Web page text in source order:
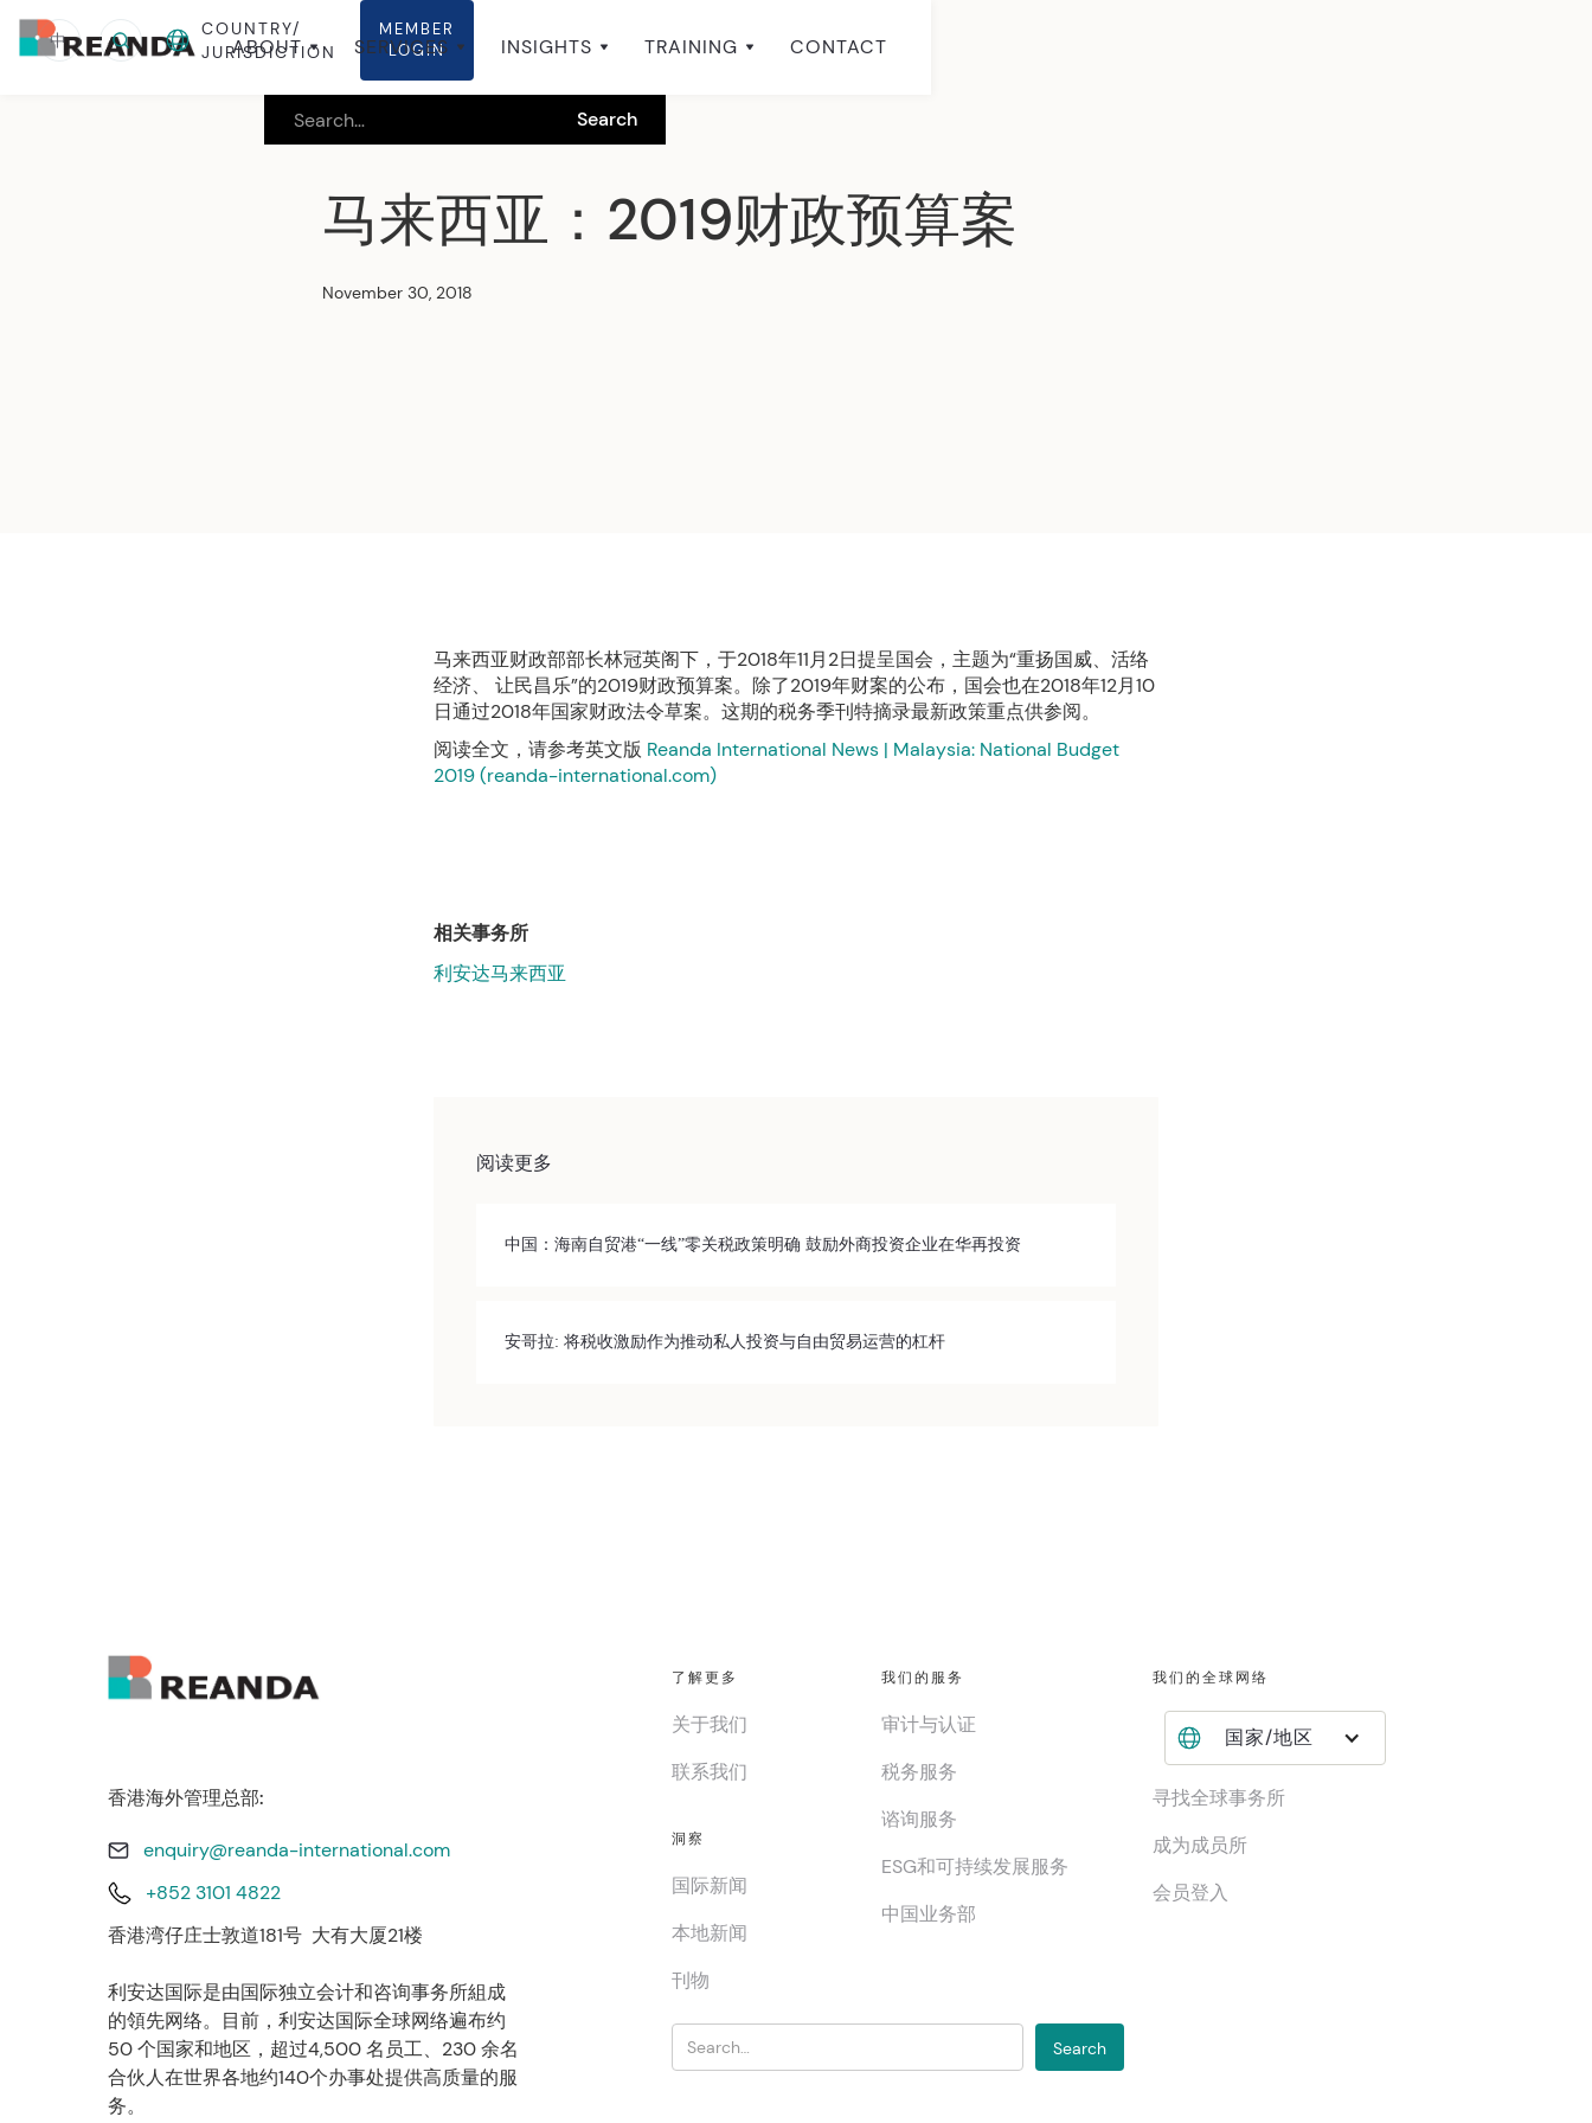
ABOUT SERVICES INSIGHTS TRAINING CONTACT
中
COUNTRY/
JURISDICTION
MEMBER
LOGIN
马来西亚：2019财政预算案
November 30, 2018
马来西亚财政部部长林冠英阁下，于2018年11月2日提呈国会，主题为“重扬国威、活络
经济、 让民昌乐”的2019财政预算案。除了2019年财案的公布，国会也在2018年12月10
日通过2018年国家财政法令草案。这期的税务季刊特摘录最新政策重点供参阅。
阅读全文，请参考英文版 Reanda International News | Malaysia: National Budget
2019 (reanda-international.com)
相关事务所
利安达马来西亚
阅读更多
中国：海南自贸港“一线”零关税政策明确 鼓励外商投资企业在华再投资
安哥拉: 将税收激励作为推动私人投资与自由贸易运营的杠杆
香港海外管理总部:
enquiry@reanda-international.com
+852 3101 4822
香港湾仔庄士敦道181号 大有大厦21楼
利安达国际是由国际独立会计和咨询事务所組成
的領先网络。目前，利安达国际全球网络遍布约
50 个国家和地区，超过4,500 名员工、230 余名
合伙人在世界各地约140个办事处提供高质量的服
务。
了解更多
关于我们
联系我们
我们的服务
审计与认证
税务服务
谘询服务
ESG和可持续发展服务
中国业务部
我们的全球网络
国家/地区
寻找全球事务所
成为成员所
会员登入
洞察
国际新闻
本地新闻
刊物